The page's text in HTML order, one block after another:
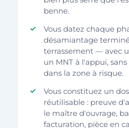
benne.
Vous datez chaque
désamiantage
terrassement — avec
un MNT à l'appui,
dans la zone à risque.
Vous constituez un
réutilisable : preuve
le maître d'ouvrage,
facturation, pièce en